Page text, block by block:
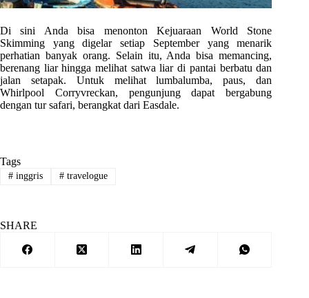
Di sini Anda bisa menonton Kejuaraan World Stone
Skimming yang digelar setiap September yang menarik
perhatian banyak orang. Selain itu, Anda bisa memancing,
berenang liar hingga melihat satwa liar di pantai berbatu dan
jalan setapak. Untuk melihat lumbalumba, paus, dan
Whirlpool Corryvreckan, pengunjung dapat bergabung
dengan tur safari, berangkat dari Easdale.
Tags
#inggris #travelogue
SHARE